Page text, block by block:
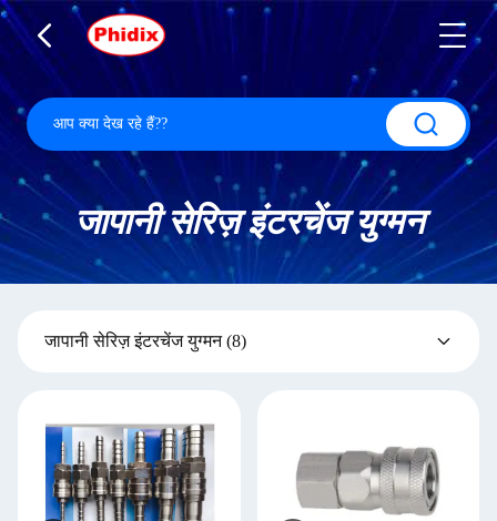
जापानी सेरिज़ इंटरचेंज युग्मन
जापानी सेरिज़ इंटरचेंज युग्मन(8)